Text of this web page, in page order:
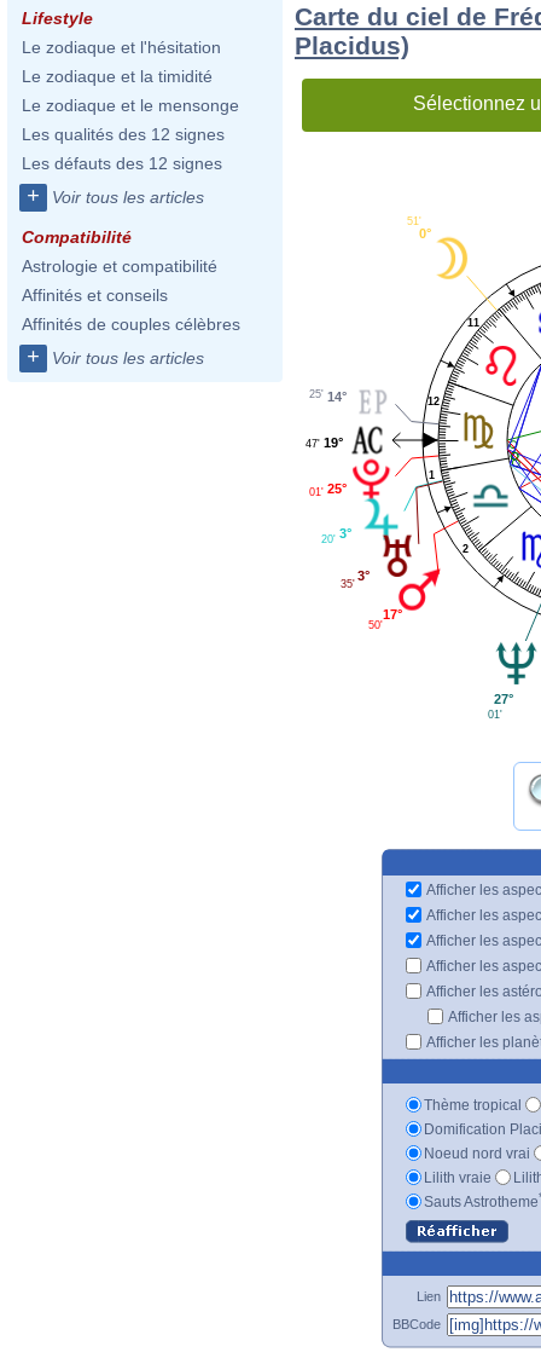
Lifestyle
Le zodiaque et l'hésitation
Le zodiaque et la timidité
Le zodiaque et le mensonge
Les qualités des 12 signes
Les défauts des 12 signes
+ Voir tous les articles
Compatibilité
Astrologie et compatibilité
Affinités et conseils
Affinités de couples célèbres
+ Voir tous les articles
Carte du ciel de
Placidus)
Sélectionnez
1
2
11
12
0°
51'
14°
25'
19°
47'
25°
01'
3°
20'
3°
35'
17°
50'
27°
01'
Afficher les
Afficher les
Afficher les
Afficher les
Afficher les
Afficher les
Afficher les
Thème tropical
Domification
Noeud nord vrai
Lilith vraie
Sauts Astrotheme
Lien
BBCode